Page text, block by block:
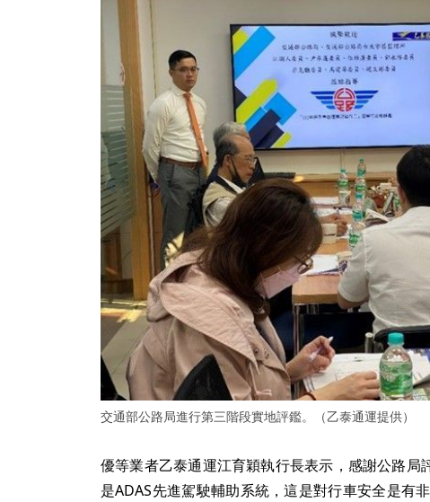
交通部公路局進行第三階段實地評鑑。（乙泰通運提供）
優等業者乙泰通運江育穎執行長表示，感謝公路局
是ADAS先進駕駛輔助系統，這是對行車安全是有